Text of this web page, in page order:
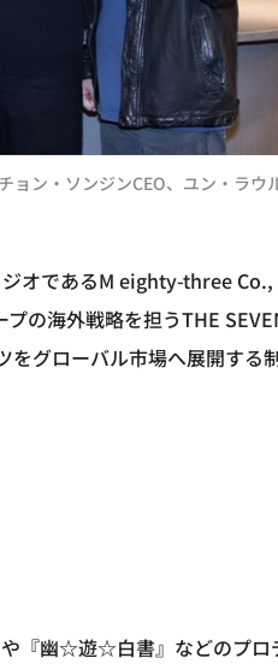
ョン・ソンジンCEO、ユン・ラウ
ジオであるM eighty-three Co.,
の海外戦略を担うTHE
をグローバル市場へ展開する
や『幽☆遊☆白書』などのプロ